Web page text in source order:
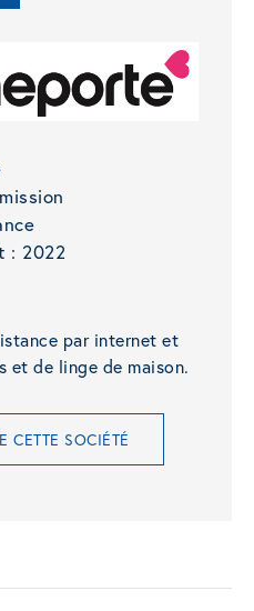
: 2022
par internet et
et de linge de maison.
CETTE SOCIÉTÉ